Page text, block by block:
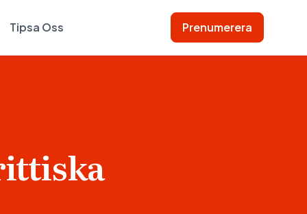
Tipsa Oss Prenumerera